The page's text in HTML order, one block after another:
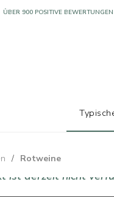
/ Rotweine
ist derzeit nicht
NUR PRODUKTE VON